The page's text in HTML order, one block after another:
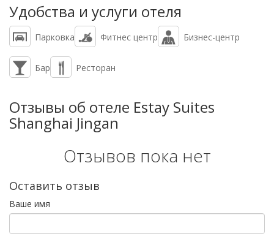
Удобства и услуги отеля
Парковка Фитнес центр Бизнес-центр
Бар Ресторан
Отзывы об отеле Estay Suites
Shanghai Jingan
Отзывов пока нет
Оставить отзыв
Ваше имя